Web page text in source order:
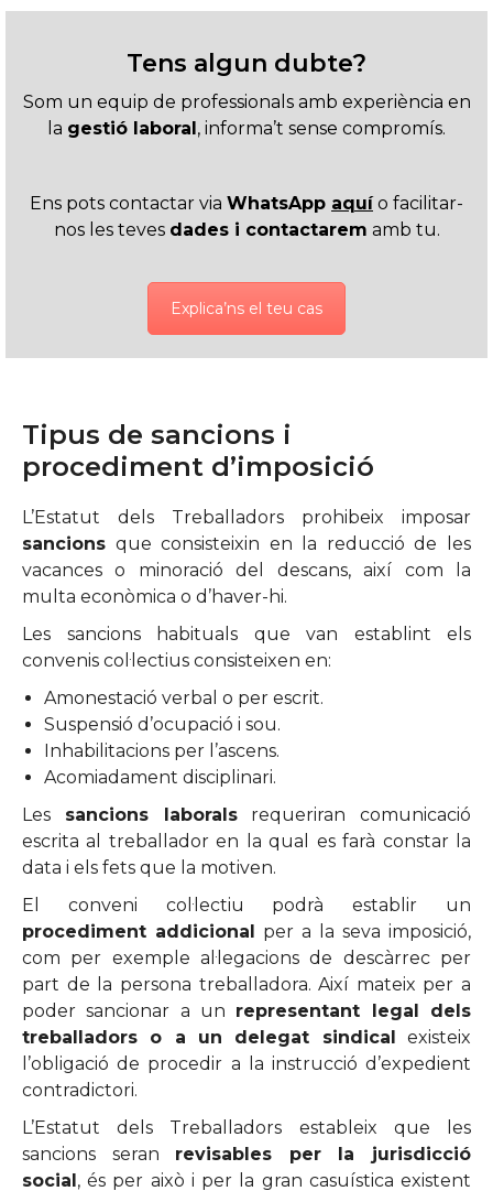
Tens algun dubte?
Som un equip de professionals amb experiència en
la gestió laboral, informa’t sense compromís.
Ens pots contactar via WhatsApp aquío facilitar-
nos les teves dades i contactarem amb tu.
Explica’ns el teu cas
Tipus de sancions i
procediment d’imposició
L’Estatut dels Treballadors prohibeix imposar
sancions que consisteixin en la reducció de les
vacances o minoració del descans, així com la
multa econòmica o d’haver-hi.
Les sancions habituals que van establint els
convenis col·lectius consisteixen en:
Amonestació verbal o per escrit.
Suspensió d’ocupació i sou.
Inhabilitacions per l’ascens.
Acomiadament disciplinari.
Les sancions laboralsrequeriran comunicació
escrita al treballador en la qual es farà constar la
data i els fets que la motiven.
El conveni col·lectiu podrà establir un
procediment addicional
per a la seva imposició,
com per exemple al·legacions de descàrrec per
part de la persona treballadora. Així mateix per a
poder sancionar a un representant legal dels
treballadors o a un delegat sindical
existeix
l’obligació de procedir a la instrucció d’expedient
contradictori.
L’Estatut dels Treballadors estableix que les
sancions seran revisables per la jurisdicció
social , és per això i per la gran casuística existent